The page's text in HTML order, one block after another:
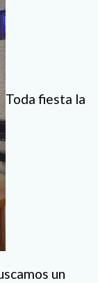
Toda fiesta la
un